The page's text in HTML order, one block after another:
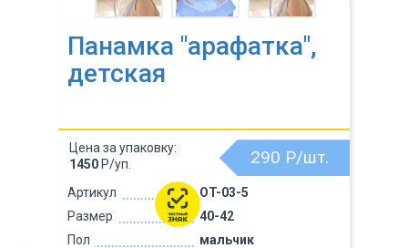
Панамка "арафатка",
детская
Артикул
OT-03-5
Размер
40-42
Пол
мальчик
290 Р/шт.
Цена за упаковку:
1450 Р/уп.